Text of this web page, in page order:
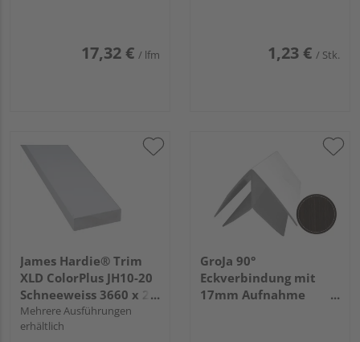
17,32 € / lfm 1,23 € / Stk.
James Hardie® Trim
XLD ColorPlus JH10-20
Schneeweiss 3660 x 25
mm
Mehrere Ausführungen
erhältlich
GroJa 90°
Eckverbindung mit
17mm Aufnahme